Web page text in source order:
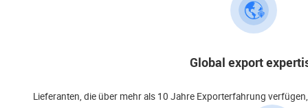
Global export
Lieferanten, die über mehr als 10 Jahre Exporterfahrung